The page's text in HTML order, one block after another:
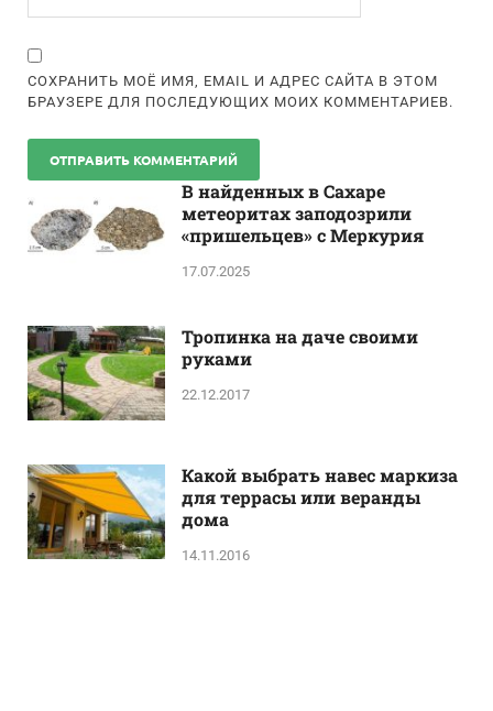
СОХРАНИТЬ МОЁ ИМЯ, EMAIL И АДРЕС САЙТА В ЭТОМ
БРАУЗЕРЕ ДЛЯ ПОСЛЕДУЮЩИХ МОИХ КОММЕНТАРИЕВ.
В найденных в Сахаре
метеоритах заподозрили
«пришельцев» с Меркурия
17.07.2025
Тропинка на даче своими
руками
22.12.2017
Какой выбрать навес маркиза
для террасы или веранды
дома
14.11.2016